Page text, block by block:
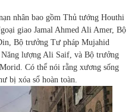
nhân bao gồm Thủ tướng Houthi
giao Jamal Ahmed Ali Amer, Bộ
Bộ trưởng Tư pháp Mujahid
lượng Ali Saif, và Bộ trưởng
Có thể nói rằng xương sống
bị xóa sổ hoàn toàn.